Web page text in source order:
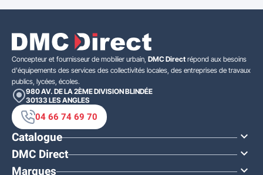
Concepteur et fournisseur de mobilier urbain, DMC Direct répond aux besoins
d'équipements des services des collectivités locales, des entreprises de travaux
publics, lycées, écoles.
980 AV. DE LA 2ÈME DIVISION BLINDÉE
30133 LES ANGLES
04 66 74 69 70
Catalogue 
DMC Direct 
